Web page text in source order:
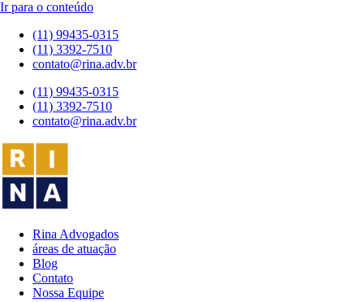
Ir para o conteúdo
(11) 99435-0315
(11) 3392-7510
contato@rina.adv.br
(11) 99435-0315
(11) 3392-7510
contato@rina.adv.br
Rina Advogados
áreas de atuação
Blog
Contato
Nossa Equipe